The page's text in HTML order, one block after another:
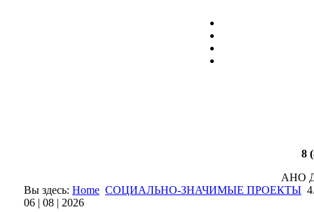
8
АНО
Вы здесь: Home СОЦИАЛЬНО-ЗНАЧИМЫЕ ПРОЕКТЫ
06 | 08 | 2026